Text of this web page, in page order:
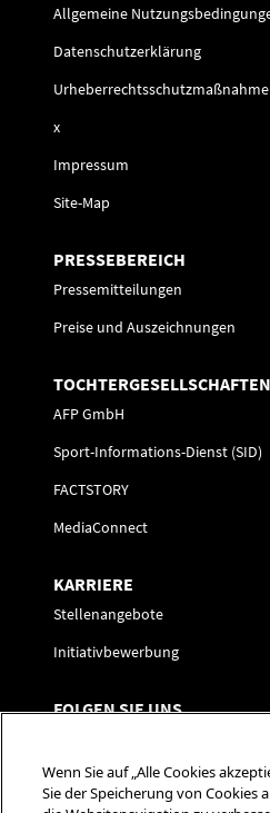
Allgemeine
Datenschutzerklärung
x
Impressum
Site-Map
PRESSEBEREICH
Pressemitteilungen
Preise und Auszeichnungen
TOCHTERGESELLSCHAFTEN
AFP GmbH
Sport-Informations-Dienst (SID)
FACTSTORY
MediaConnect
KARRIERE
Stellenangebote
Initiativbewerbung
FOLGEN SIE UNS
Präferenzzentrum
Wenn Sie auf „Alle Cookies
Sie der Speicherung von Cookies